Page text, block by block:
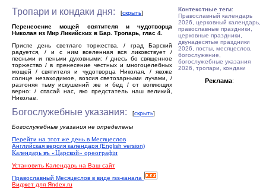
Тропари и кондаки дня: [скрыть]
Перенесение мощей святителя и чудотворца
Николая из Мир Ликийских в Бар. Тропарь, глас 4.
Приспе день светлаго торжества, / град Барский
радуется, / и с ним вселенная вся ликовствует /
песньми и пеньми духовными: / днесь бо священное
торжество / в пренесение честных и многоцелебных
мощей / святителя и чудотворца Николая, / якоже
солнце незаходимое, возсия светозарными лучами, /
разгоняя тьму искушений же и бед / от вопиющих
верно: / спасай нас, яко предстатель наш великий,
Николае.
Богослужебные указания: [скрыть]
Богослужебные указания не определены
Перейти на этот же день в Месяцеслов
Английская версия календаря (English version)
Календарь въ «Царской» орѳографiи
Установить Календарь на Ваш сайт
Православный Месяцеслов в виде rss-канала
Виджет для Яndex.ru
Контекстные теги:
Православный календарь
2026, церковный календарь,
православные праздники,
церковные праздники,
двунадесятые праздники
2026, посты, месяцеслов,
богослужение,
богослужебные указания
2026, тропари, кондаки
Реклама: